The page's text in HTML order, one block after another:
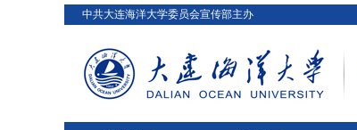
中共大连海洋大学委员会宣传部主办